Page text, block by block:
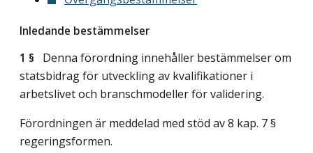
Inledande bestämmelser
1 § Denna förordning innehåller bestämmelser om
statsbidrag för utveckling av kvalifikationer i
arbetslivet och branschmodeller för validering.
Förordningen är meddelad med stöd av 8 kap. 7 §
regeringsformen.